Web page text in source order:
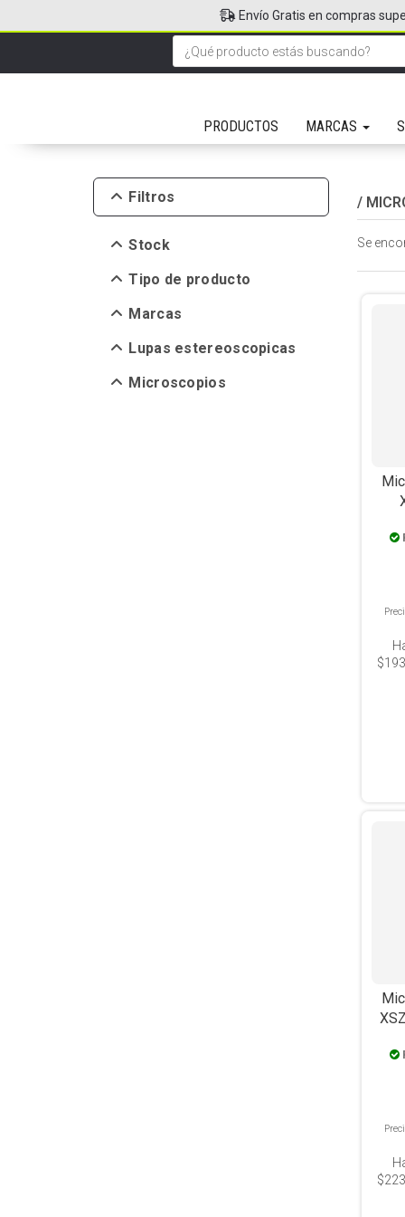
PRODUCTOS MARCAS
Envío Gratis en compras
Filtros
Stock
Tipo de producto
Marcas
Lupas estereoscopicas
Microscopios
/
Se
XSZ-